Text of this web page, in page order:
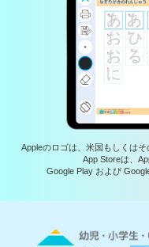
Appleのロゴは、米国もしくは
App Storeは、
Google Play および